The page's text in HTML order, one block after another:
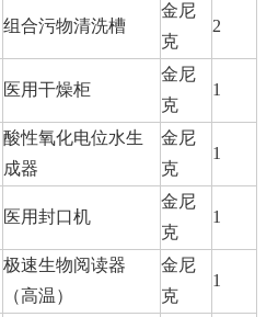
组合污物清洗槽
金尼
克
2
医用干燥柜
金尼
克
1
酸性氧化电位水生
成器
金尼
克
1
医用封口机
金尼
克
1
极速生物阅读器
（高温）
金尼
克
1